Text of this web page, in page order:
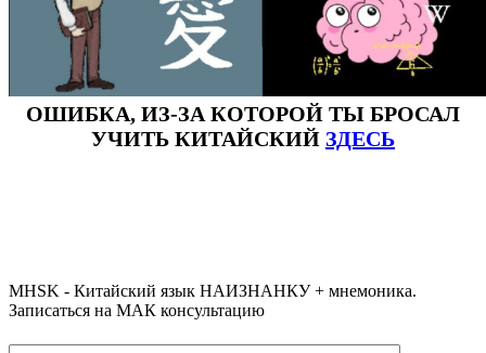
ОШИБКА, ИЗ-ЗА КОТОРОЙ ТЫ БРОСАЛ
УЧИТЬ КИТАЙСКИЙ ЗДЕСЬ
MHSK - Китайский язык НАИЗНАНКУ + мнемоника.
Записаться на МАК консультацию